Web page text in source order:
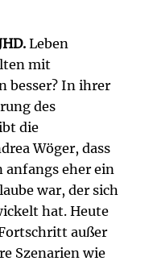
Leben
mit
besser? In ihrer
des
die
Wöger, dass
eher ein
war, der sich
hat. Heute
außer
Szenarien wie